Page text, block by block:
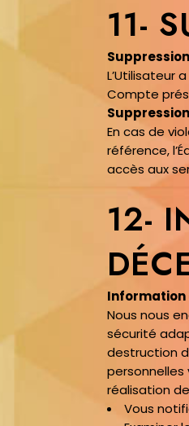
11-
L’Utilisateur
Compte
En cas de
référence,
accès aux
12-
Information
Nous nous
sécurité
destruction
personnelles
réalisation
Vous